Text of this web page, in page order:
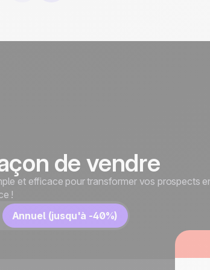
de vendre
et efficace pour transformer vos prospects
!
Annuel (jusqu'à -40%)